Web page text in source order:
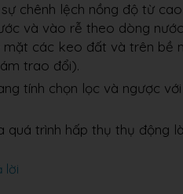
chênh lệch nồng độ từ
và vào rễ theo dòng
các keo đất và trên bề
trao đổi).
tính chọn lọc và ngược
quá trình hấp thụ thụ động là
lời